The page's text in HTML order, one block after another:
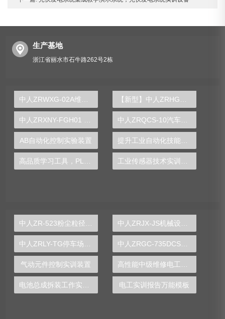
生产基地
浙江省丽水市石牛路262号2栋
AB自动化控制实验装置
中人ZRGC-735DCS分布式过程控制系统实训装置
气动元件控制实训装置
电工实训报告万能模板